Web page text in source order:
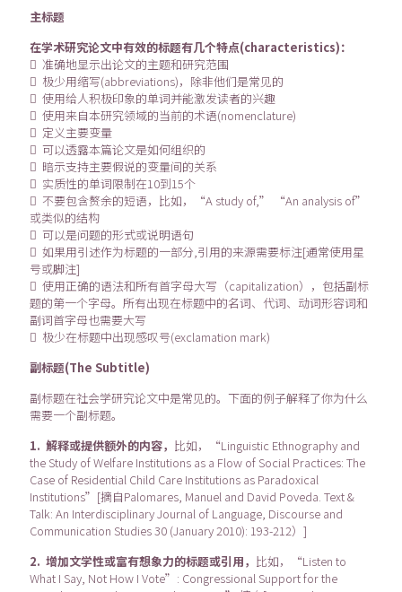
主标题
在学术研究论文中有效的标题有几个特点(characteristics)：
 准确地显示出论文的主题和研究范围
 极少用缩写(abbreviations)，除非他们是常见的
 使用给人积极印象的单词并能激发读者的兴趣
 使用来自本研究领域的当前的术语(nomenclature)
 定义主要变量
 可以透露本篇论文是如何组织的
 暗示支持主要假说的变量间的关系
 实质性的单词限制在10到15个
 不要包含赘余的短语，比如，“A study of,” “An analysis of”
或类似的结构
 可以是问题的形式或说明语句
 如果用引述作为标题的一部分,引用的来源需要标注[通常使用星
号或脚注]
 使用正确的语法和所有首字母大写（capitalization），包括副标
题的第一个字母。所有出现在标题中的名词、代词、动词形容词和
副词首字母也需要大写
 极少在标题中出现感叹号(exclamation mark)
副标题(The Subtitle)
副标题在社会学研究论文中是常见的。下面的例子解释了你为什么
需要一个副标题。
1. 解释或提供额外的内容， 比如，“Linguistic Ethnography and
the Study of Welfare Institutions as a Flow of Social Practices: The
Case of Residential Child Care Institutions as Paradoxical
Institutions”[摘自Palomares, Manuel and David Poveda. Text &
Talk: An Interdisciplinary Journal of Language, Discourse and
Communication Studies 30 (January 2010): 193-212）]
2. 增加文学性或富有想象力的标题或引用， 比如，“Listen to
What I Say, Not How I Vote”: Congressional Support for the